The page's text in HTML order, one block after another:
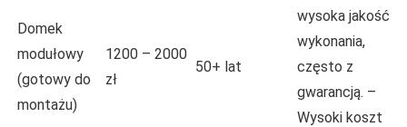
Domek
modułowy
(gotowy do
montażu)
1200 – 2000
zł
50+ lat
wysoka jakość
wykonania,
często z
gwarancją. –
Wysoki koszt